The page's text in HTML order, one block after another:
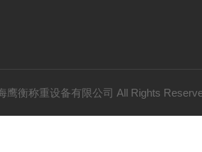
鹰衡称重设备有限公司 All Rights